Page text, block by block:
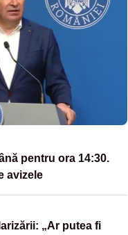
pentru ora 14:30.
avizele
„Ar putea fi